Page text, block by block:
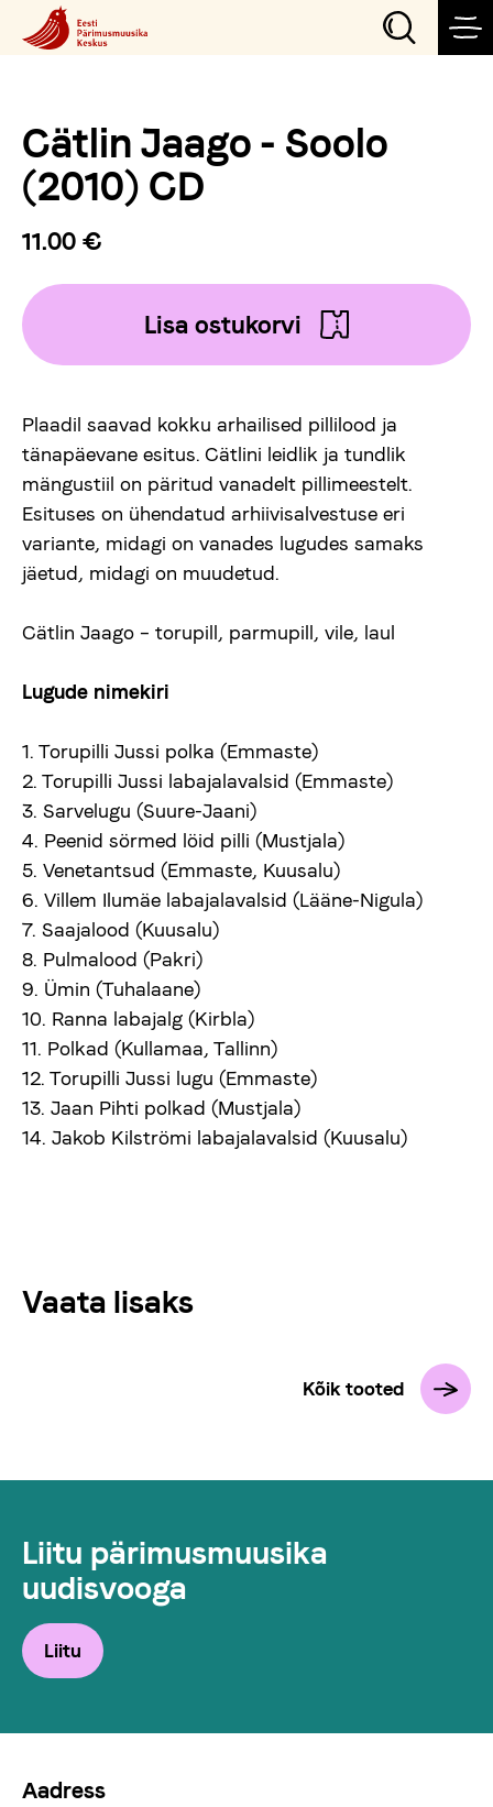
Sündmused
Külasta
Õpi
Uudised
Meist
Vaegnägijale
Est Eng
Cätlin Jaago - Soolo
(2010) CD
11.00 €
Lisa ostukorvi
Plaadil saavad kokku arhailised pillilood ja
tänapäevane esitus. Cätlini leidlik ja tundlik
mängustiil on päritud vanadelt pillimeestelt.
Esituses on ühendatud arhiivisalvestuse eri
variante, midagi on vanades lugudes samaks
jäetud, midagi on muudetud.
Cätlin Jaago – torupill, parmupill, vile, laul
Lugude nimekiri
1. Torupilli Jussi polka (Emmaste)
2. Torupilli Jussi labajalavalsid (Emmaste)
3. Sarvelugu (Suure-Jaani)
4. Peenid sörmed löid pilli (Mustjala)
5. Venetantsud (Emmaste, Kuusalu)
6. Villem Ilumäe labajalavalsid (Lääne-Nigula)
7. Saajalood (Kuusalu)
8. Pulmalood (Pakri)
9. Ümin (Tuhalaane)
10. Ranna labajalg (Kirbla)
11. Polkad (Kullamaa, Tallinn)
12. Torupilli Jussi lugu (Emmaste)
13. Jaan Pihti polkad (Mustjala)
14. Jakob Kilströmi labajalavalsid (Kuusalu)
Vaata lisaks
Kõik tooted
Liitu pärimusmuusika
uudisvooga
Liitu
Aadress